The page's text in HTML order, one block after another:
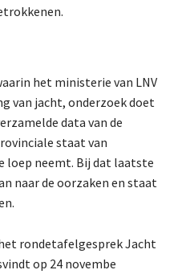
het ministerie van LNV
van jacht, onderzoek doet
data van de
staat van
loep neemt. Bij dat laatste
naar de oorzaken en staat
rondetafelgesprek Jacht
op 24 novembe